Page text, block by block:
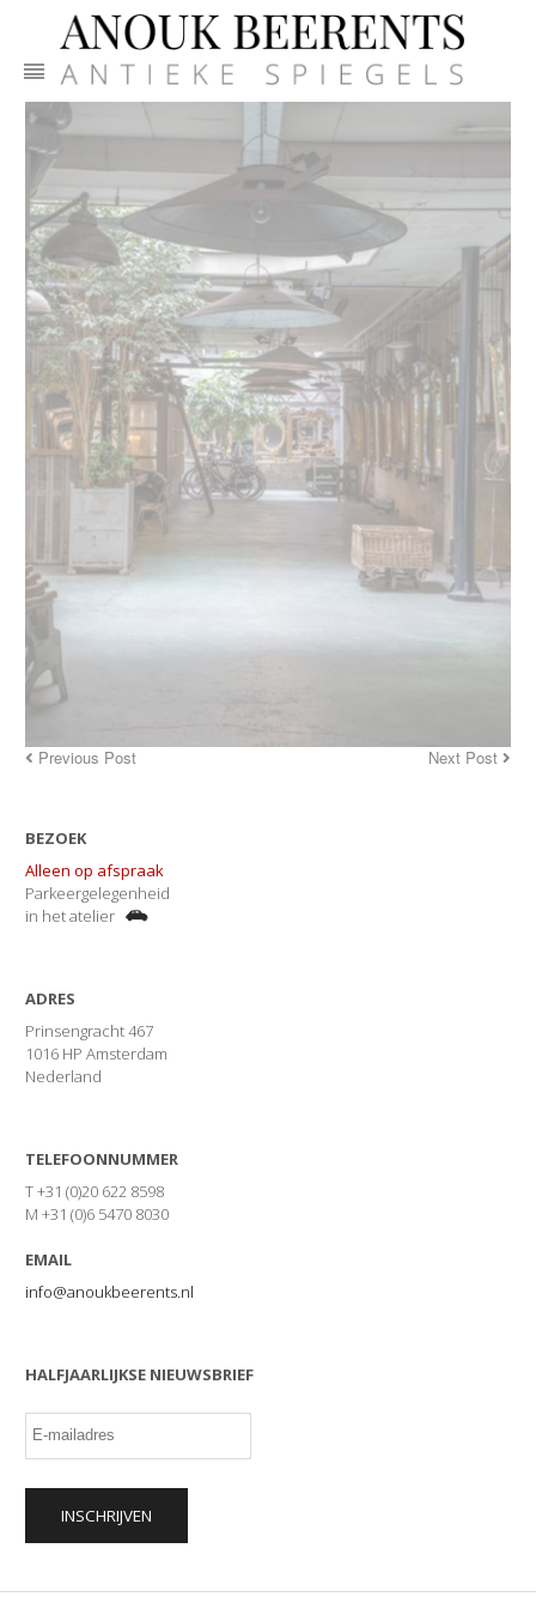
Previous Post Next Post
BEZOEK
Alleen op afspraak
Parkeergelegenheid
in het atelier
ADRES
Prinsengracht 467
1016 HP Amsterdam
Nederland
TELEFOONNUMMER
T +31 (0)20 622 8598
M +31 (0)6 5470 8030
EMAIL
info@anoukbeerents.nl
HALFJAARLIJKSE NIEUWSBRIEF